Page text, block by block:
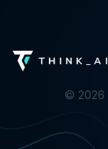
© 2026